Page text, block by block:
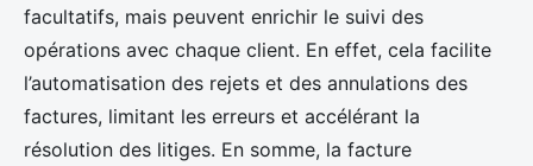
facultatifs, mais peuvent enrichir le suivi des
opérations avec chaque client. En effet, cela facilite
l’automatisation des rejets et des annulations des
factures, limitant les erreurs et accélérant la
résolution des litiges. En somme, la facture